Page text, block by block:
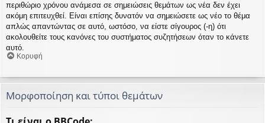
περιθώριο χρόνου ανάμεσα σε σημειώσεις θεμάτων ως νέα δεν έχει
ακόμη επιτευχθεί. Είναι επίσης δυνατόν να σημειώσετε ως νέο το θέμα
απλώς απαντώντας σε αυτό, ωστόσο, να είστε σίγουρος (-η) ότι
ακολουθείτε τους κανόνες του συστήματος συζητήσεων όταν το κάνετε
αυτό.
Κορυφή
Μορφοποίηση και τύποι θεμάτων